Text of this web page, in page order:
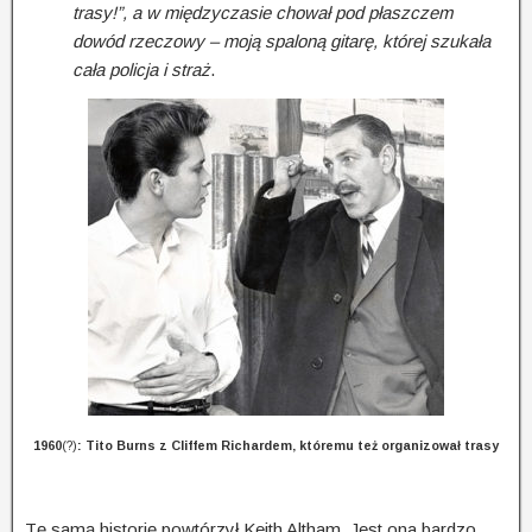
trasy!”, a w międzyczasie chował pod płaszczem
dowód rzeczowy – moją spaloną gitarę, której szukała
cała policja i straż.
1960(?): Tito Burns z Cliffem Richardem, któremu też organizował trasy